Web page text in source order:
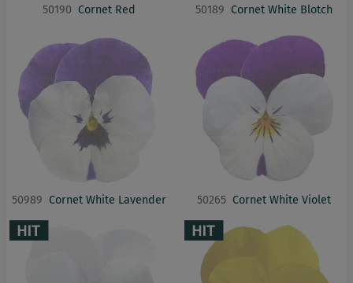
50190 Cornet Red 50189 Cornet White Blotch
50989 Cornet White Lavender 50265 Cornet White Violet